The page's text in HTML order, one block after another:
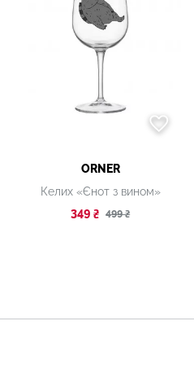
ORNER
Келих «Єнот з вином»
349 ₴ 499 ₴